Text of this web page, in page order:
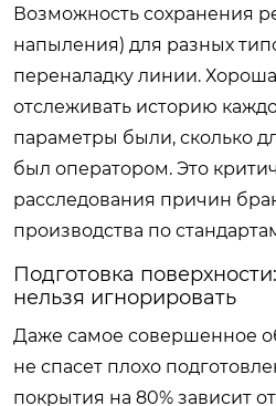
Возможность сохранения
напыления) для разных
переналадку линии.
отслеживать историю
параметры были, сколько
был оператором. Это
расследования причин
производства по
Подготовка
нельзя игнорировать
Даже самое совершенное
не спасет плохо
покрытия на 80% зависит